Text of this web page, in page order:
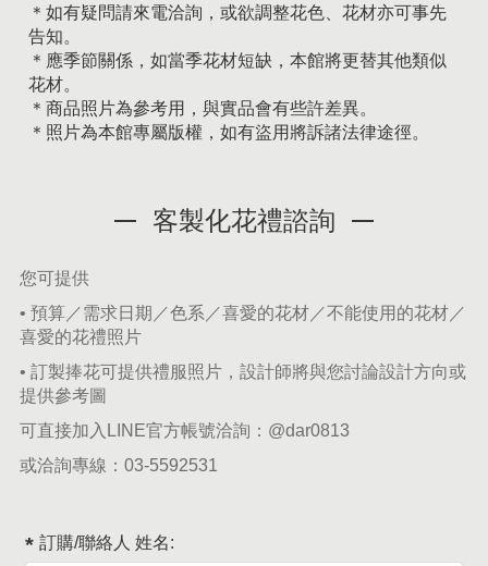
＊如有疑問請來電洽詢，或欲調整花色、花材亦可事先
告知。
＊應季節關係，如當季花材短缺，本館將更替其他類似
花材。
＊商品照片為參考用，與實品會有些許差異。
＊照片為本館專屬版權，如有盜用將訴諸法律途徑。
客製化花禮諮詢
您可提供
• 預算／需求日期／色系／喜愛的花材／不能使用的花材／
喜愛的花禮照片
• 訂製捧花可提供禮服照片，設計師將與您討論設計方向或
提供參考圖
可直接加入LINE官方帳號洽詢： @dar0813
或洽詢專線： 03-5592531
訂購/聯絡人 姓名: